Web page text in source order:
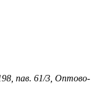
пав. 61/3, Оптово-